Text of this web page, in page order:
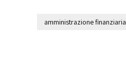
amministrazione finanziaria